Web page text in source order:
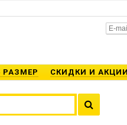
РАЗМЕР СКИДКИ И АКЦИИ